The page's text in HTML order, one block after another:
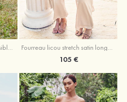
Fourreau col en v satin extensible ras du sol robe de demoiselle d'honneur Fourreau licou stretch satin longueur cheville robe de demoiselle d'honneur
105 €